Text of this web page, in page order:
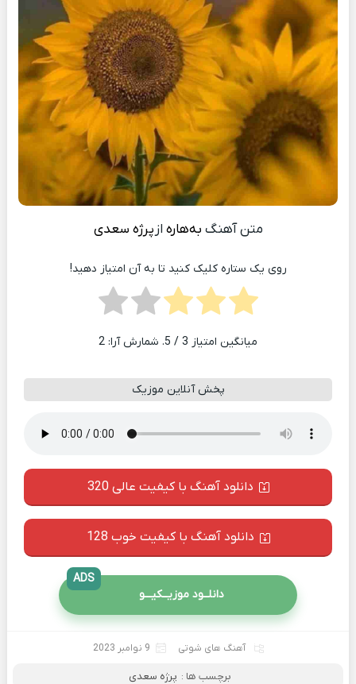
متن آهنگ بەهارە از پرژه سعدی
روی یک ستاره کلیک کنید تا به آن امتیاز دهید!
میانگین امتیاز 3 / 5. شمارش آرا: 2
پخش آنلاین موزیک
دانلود آهنگ با کیفیت عالی 320
دانلود آهنگ با کیفیت خوب 128
دانلــود موزیــکیـــو
ADS
آهنگ های شوتی 9 نوامبر 2023
برچسب ها : پرژه سعدی